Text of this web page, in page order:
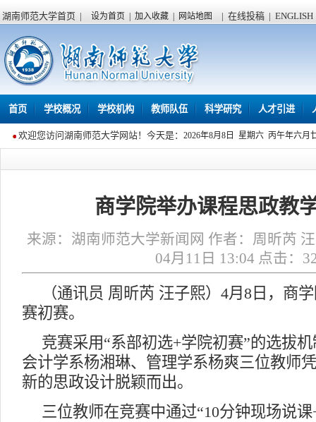
湖南师范大学首页 | 设为首页 加入收藏 网站地图 | 在线投稿 | ENGLISH
首页 学校概况 学校机构 教师队伍 科学研究 人才引进
欢迎您访问湖南师范大学网站！今天是： 2026年8月8日 星期六 丙午年六月
商学院举办课程思政教
来源：湖南师范大学新闻网 作者：周昕芮
04月11日 13:04 点击：
（通讯员 周昕芮 汪子熙）4月8日，商
赛初赛。
竞赛采用“系部初选+学院初赛”的选拔
会计学系杨湘琳、管理学系杨爽三位教师
新的思政设计脱颖而出。
三位教师在竞赛中通过“10分钟现场说